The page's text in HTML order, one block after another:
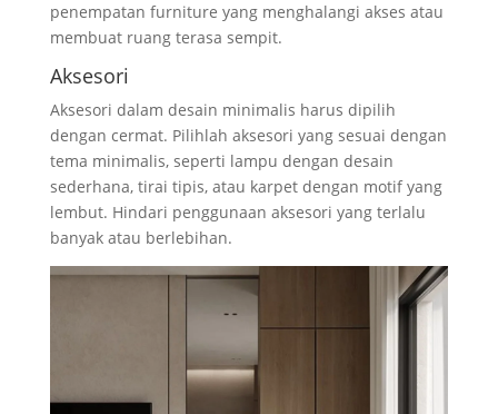
penempatan furniture yang menghalangi akses atau
membuat ruang terasa sempit.
Aksesori
Aksesori dalam desain minimalis harus dipilih
dengan cermat. Pilihlah aksesori yang sesuai dengan
tema minimalis, seperti lampu dengan desain
sederhana, tirai tipis, atau karpet dengan motif yang
lembut. Hindari penggunaan aksesori yang terlalu
banyak atau berlebihan.